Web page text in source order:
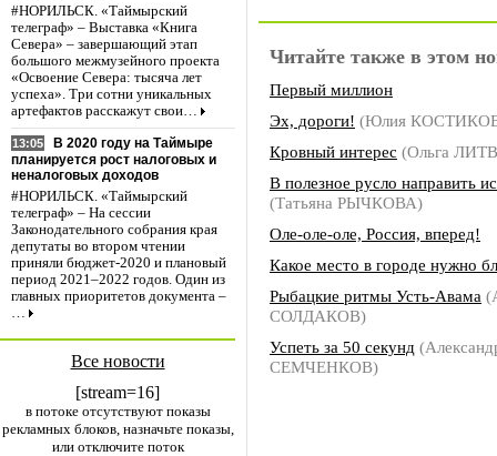
#НОРИЛЬСК. «Таймырский
телеграф» – Выставка «Книга
Севера» – завершающий этап
большого межмузейного проекта
«Освоение Севера: тысяча лет
успеха». Три сотни уникальных
артефактов расскажут свои…
13:05
В 2020 году на Таймыре
планируется рост налоговых и
неналоговых доходов
#НОРИЛЬСК. «Таймырский
телеграф» – На сессии
Законодательного собрания края
депутаты во втором чтении
приняли бюджет-2020 и плановый
период 2021–2022 годов. Один из
главных приоритетов документа –
…
Все новости
[stream=16]
в потоке отсутствуют показы
рекламных блоков, назначьте показы,
или отключите поток
Читайте также в этом
Первый миллион
Эх, дороги! (Юлия
Кровный интерес (Ольга
В полезное русло направить
(Татьяна РЫЧКОВА)
Оле-оле-оле, Россия, вперед!
Какое место в городе нужно
Рыбацкие ритмы Усть-Авама
СОЛДАКОВ)
Успеть за 50 секунд
СЕМЧЕНКОВ)